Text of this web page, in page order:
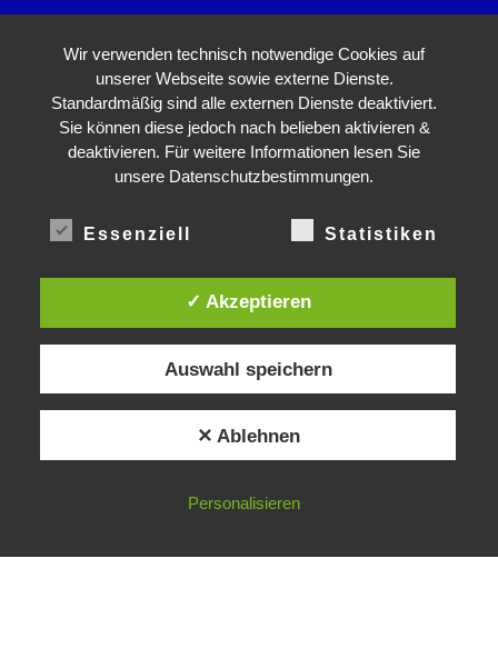
Datenschutzerklärung
office@b-l-architekten.de
Wir verwenden technisch notwendige Cookies auf
unserer Webseite sowie externe Dienste.
Standardmäßig sind alle externen Dienste deaktiviert.
Sie können diese jedoch nach belieben aktivieren &
deaktivieren. Für weitere Informationen lesen Sie
unsere Datenschutzbestimmungen.
Essenziell Statistiken
✓ Akzeptieren
Auswahl speichern
✕ Ablehnen
Personalisieren